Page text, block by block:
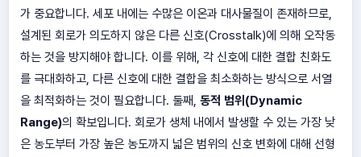
가 중요합니다. 세포 내에는 수많은 이온과 대사물질이 존재하므로,
설계된 회로가 의도하지 않은 다른 신호(Crosstalk)에 의해 오작동
하는 것을 방지해야 합니다. 이를 위해, 각 신호에 대한 결합 친화도
를 극대화하고, 다른 신호에 대한 결합을 최소화하는 방식으로 서열
을 최적화하는 것이 필요합니다. 둘째, 동적 범위(Dynamic
Range)의 확보입니다. 회로가 생체 내에서 발생할 수 있는 가장 낮
은 농도부터 가장 높은 농도까지 넓은 범위의 신호 변화에 대해 선형